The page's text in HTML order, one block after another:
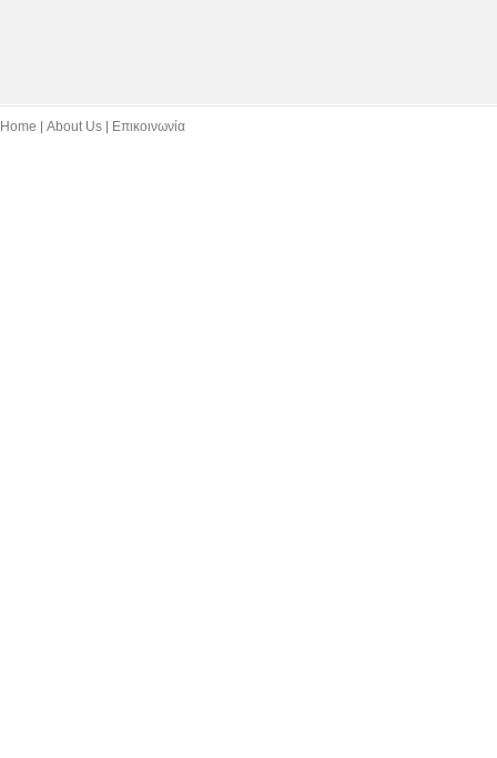
Home About Us Επικοινωνία